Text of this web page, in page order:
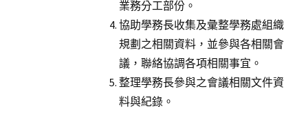
業務分工部份。
協助學務長收集及彙整學務處組織
規劃之相關資料，並參與各相關會
議，聯絡協調各項相關事宜。
整理學務長參與之會議相關文件資
料與紀錄。